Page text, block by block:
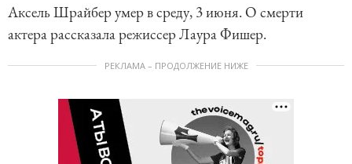
Аксель Шрайбер умер в среду, 3 июня. О смерти
актера рассказала режиссер Лаура Фишер.
РЕКЛАМА – ПРОДОЛЖЕНИЕ НИЖЕ